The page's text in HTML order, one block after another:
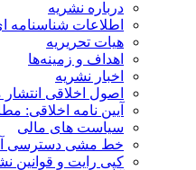
درباره نشریه
اطلاعات شناسنامه ای
هیات تحریریه
اهداف و زمینه‌ها
اخبار نشریه
اصول اخلاقی انتشار
آیین نامه اخلاقی:
سیاست های مالی
خط مشی دسترسی
کپی رایت و قوانین نشر